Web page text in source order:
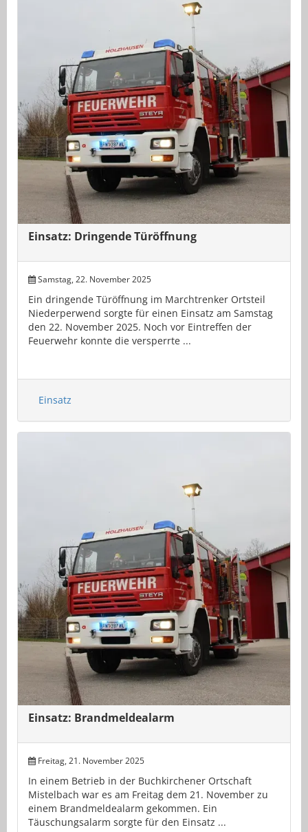
Einsatz: Dringende Türöffnung
Samstag, 22. November 2025
Ein dringende Türöffnung im Marchtrenker Ortsteil
Niederperwend sorgte für einen Einsatz am Samstag
den 22. November 2025. Noch vor Eintreffen der
Feuerwehr konnte die versperrte ...
Einsatz
Einsatz: Brandmeldealarm
Freitag, 21. November 2025
In einem Betrieb in der Buchkirchener Ortschaft
Mistelbach war es am Freitag dem 21. November zu
einem Brandmeldealarm gekommen. Ein
Täuschungsalarm sorgte für den Einsatz ...